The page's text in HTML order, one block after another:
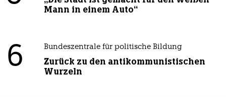
Mann in einem Auto“
6 Bundeszentrale für politische Bildung
Zurück zu den antikommunistischen
Wurzeln